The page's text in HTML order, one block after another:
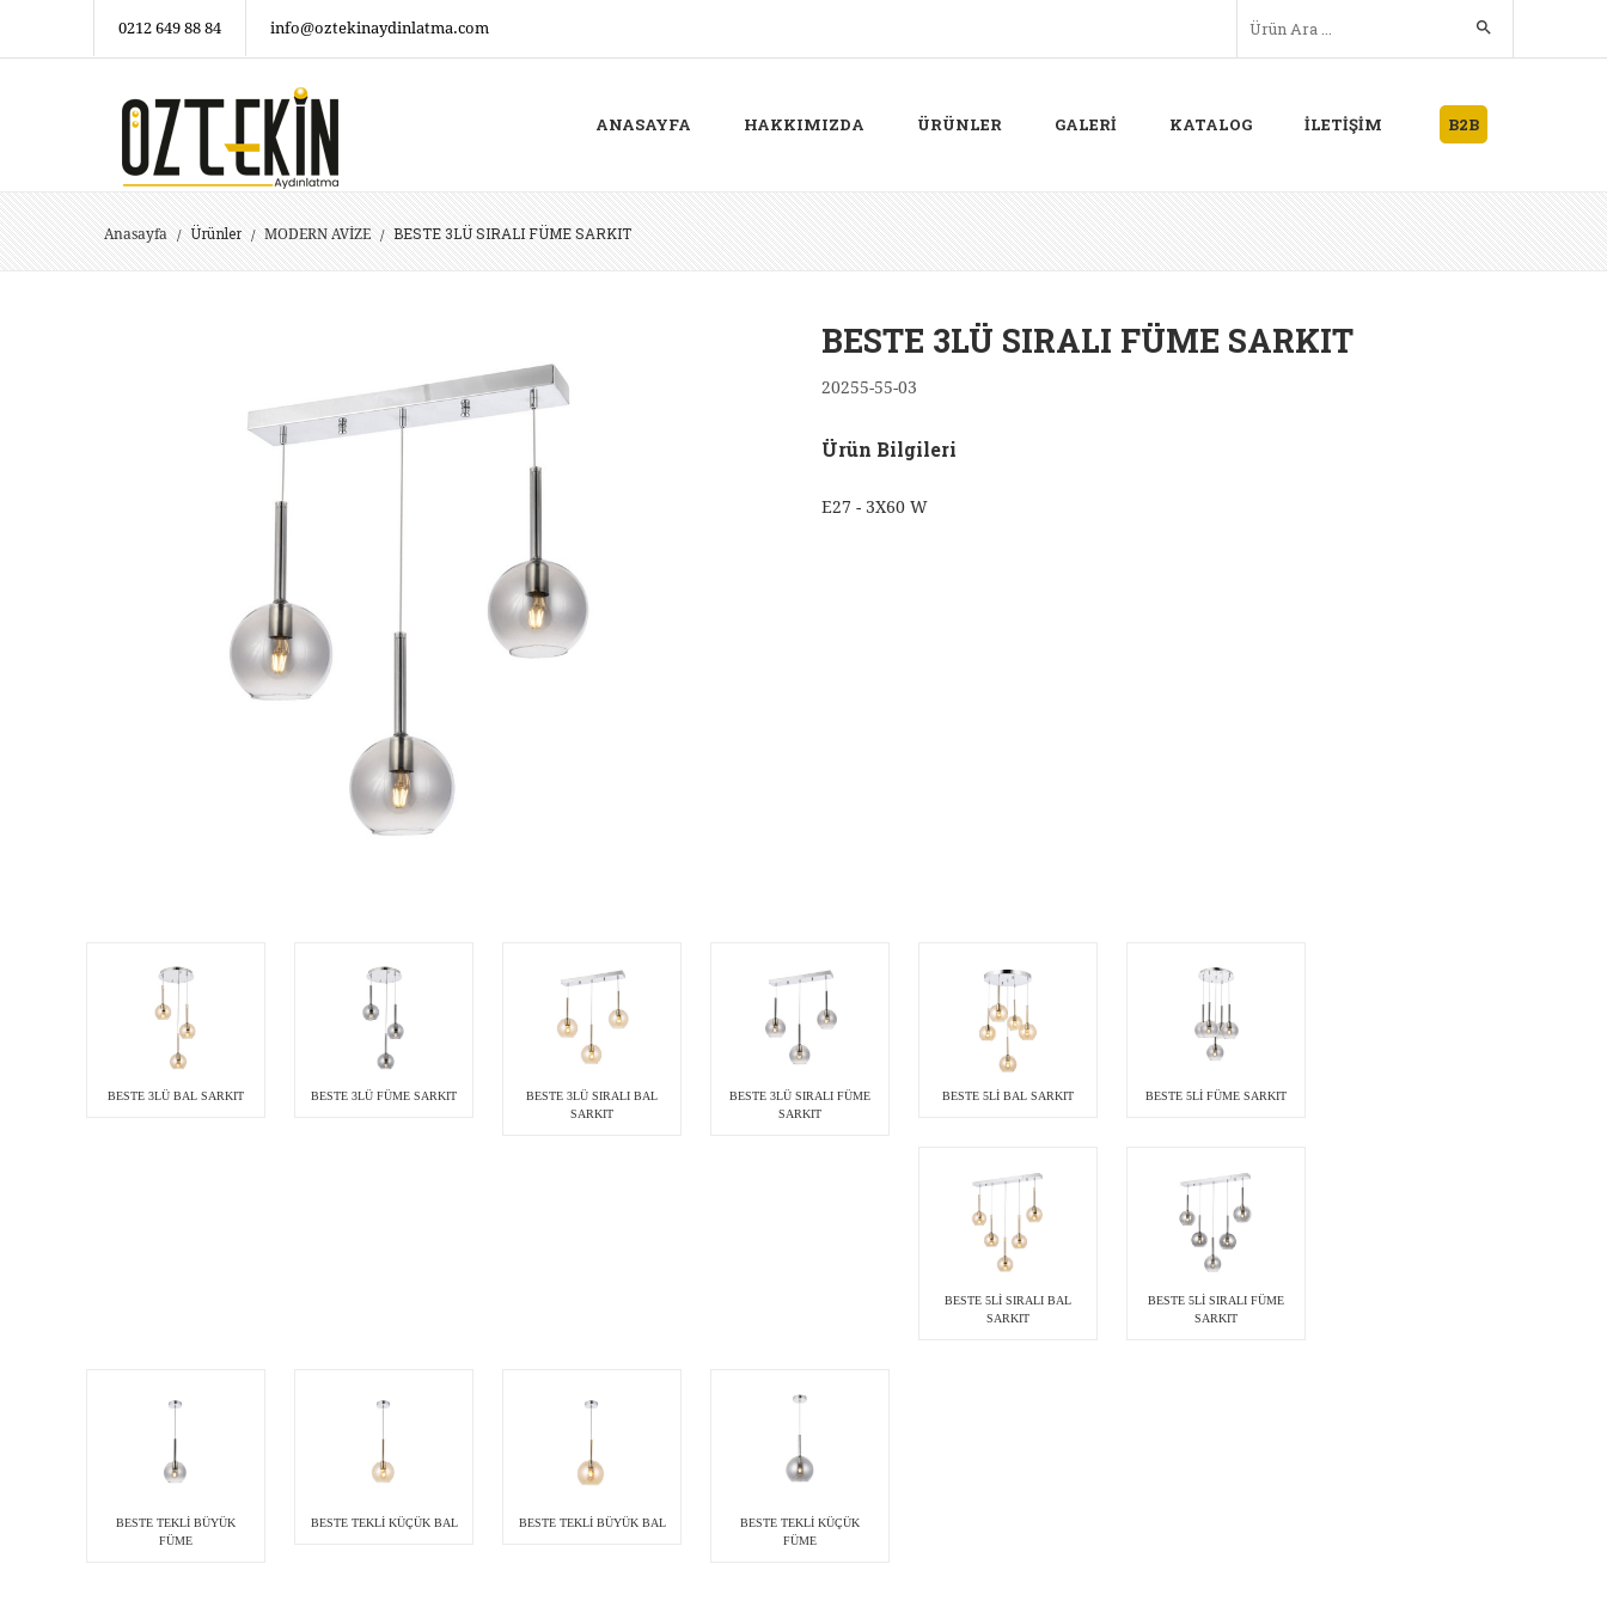
0212 649 88 84 info@oztekinaydinlatma.com
ANASAYFA HAKKIMIZDA ÜRÜNLER GALERİ KATALOG İLETİŞİM B2B
Anasayfa / Ürünler / MODERN AVİZE / BESTE 3LÜ SIRALI FÜME SARKIT
BESTE 3LÜ SIRALI FÜME SARKIT
20255-55-03
Ürün Bilgileri
E27 - 3X60 W
BESTE 3LÜ BAL SARKIT BESTE 3LÜ FÜME SARKIT
BESTE 3LÜ SIRALI BAL
SARKIT
BESTE 3LÜ SIRALI FÜME
SARKIT
BESTE 5Lİ BAL SARKIT BESTE 5Lİ FÜME SARKIT
BESTE 5Lİ SIRALI BAL
SARKIT
BESTE 5Lİ SIRALI FÜME
SARKIT
BESTE TEKLİ BÜYÜK
FÜME
BESTE TEKLİ KÜÇÜK BAL BESTE TEKLİ BÜYÜK BAL
BESTE TEKLİ KÜÇÜK
FÜME